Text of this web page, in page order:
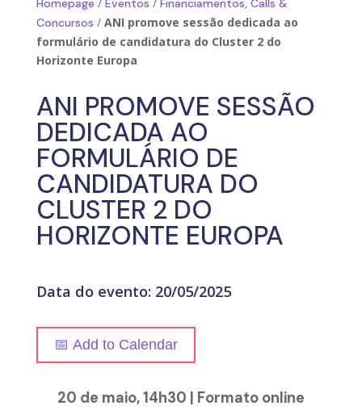
Homepage Eventos
Financiamentos, Calls &
Concursos / ANI promove sessão dedicada ao
formulário de candidatura do Cluster 2 do
Horizonte Europa
ANI PROMOVE SESSÃO
DEDICADA AO
FORMULÁRIO DE
CANDIDATURA DO
CLUSTER 2 DO
HORIZONTE EUROPA
Data do evento: 20/05/2025
📅 Add to Calendar
20 de maio, 14h30 | Formato online